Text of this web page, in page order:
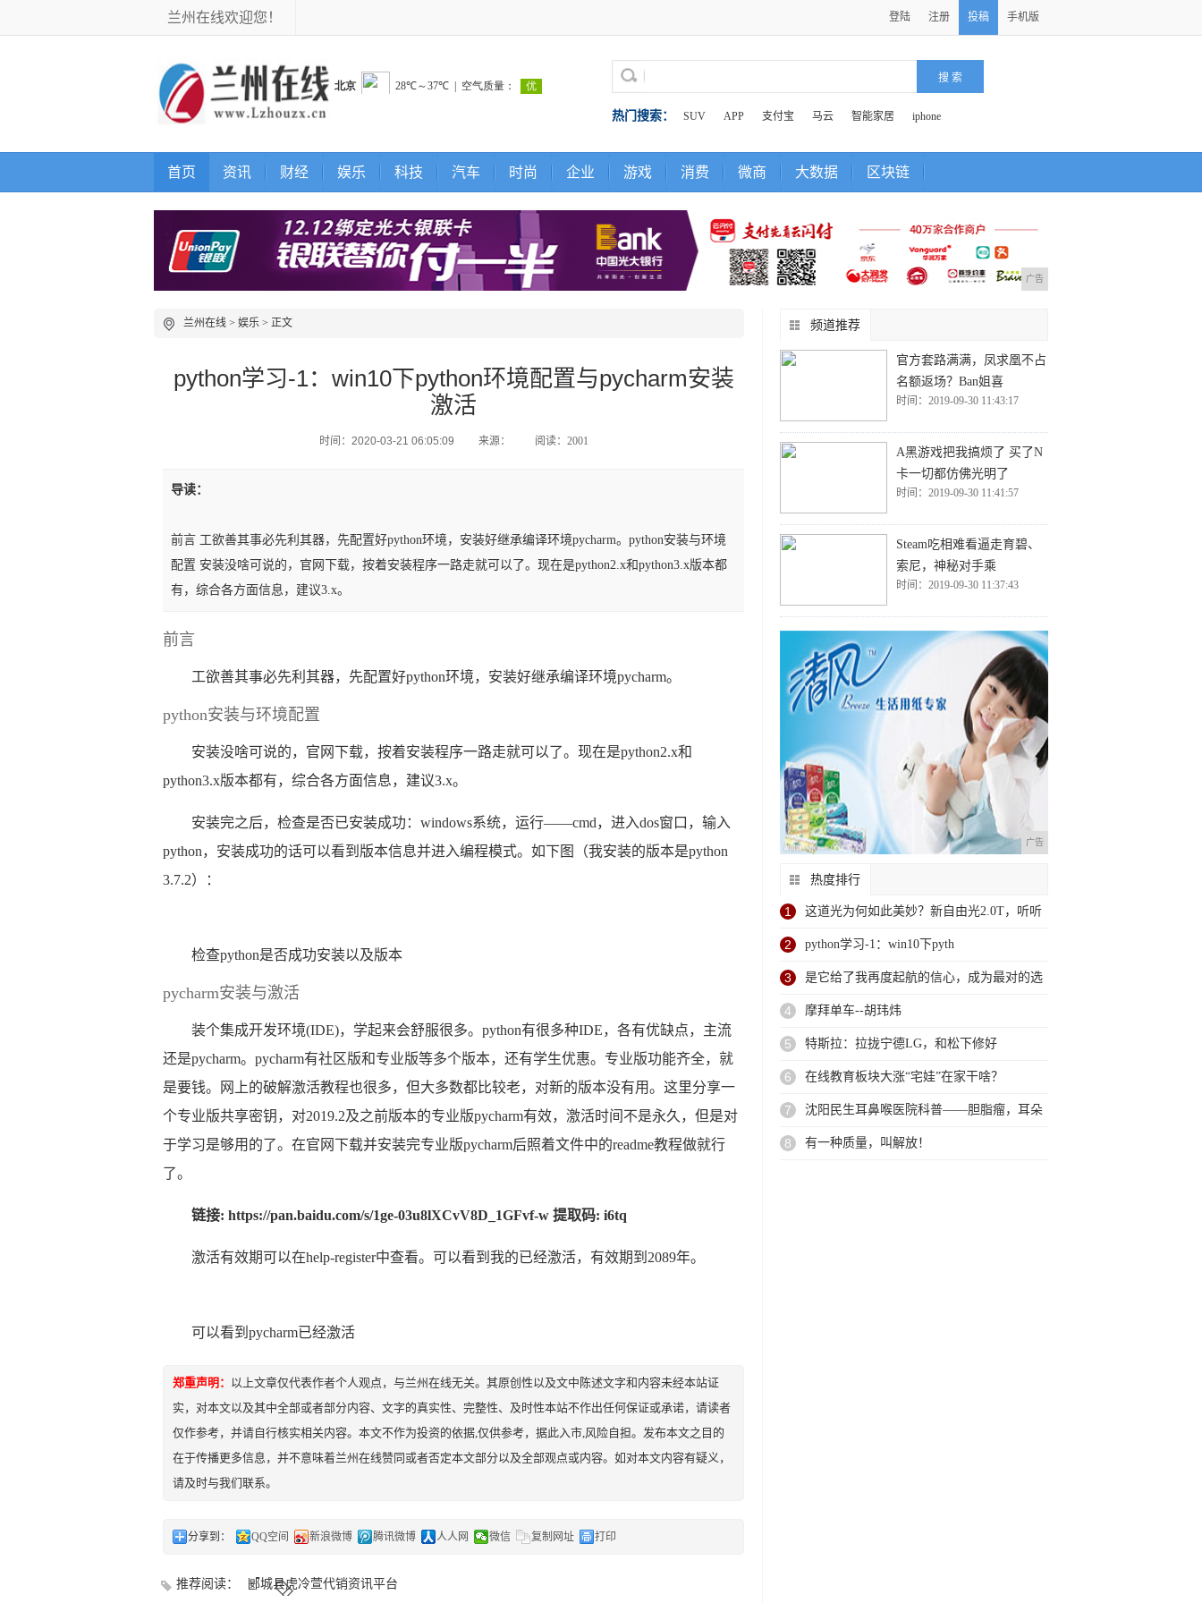
兰州在线欢迎您！ 登陆 注册 投稿 手机版
热门搜索： SUV APP 支付宝 马云 智能家居 iphone
首页 资讯 财经 娱乐 科技 汽车 时尚 企业 游戏 消费 微商 大数据 区块链
广告
兰州在线 > 娱乐 > 正文
python学习-1：win10下python环境配置与pycharm安装
激活
时间：2020-03-21 06:05:09 来源： 阅读：2001
导读：
前言 工欲善其事必先利其器，先配置好python环境，安装好继承编译环境pycharm。python安装与环境
配置 安装没啥可说的，官网下载，按着安装程序一路走就可以了。现在是python2.x和python3.x版本都
有，综合各方面信息，建议3.x。
前言
工欲善其事必先利其器，先配置好python环境，安装好继承编译环境pycharm。
python安装与环境配置
安装没啥可说的，官网下载，按着安装程序一路走就可以了。现在是python2.x和
python3.x版本都有，综合各方面信息，建议3.x。
安装完之后，检查是否已安装成功：windows系统，运行——cmd，进入dos窗口，输入
python，安装成功的话可以看到版本信息并进入编程模式。如下图（我安装的版本是python
3.7.2）：
检查python是否成功安装以及版本
pycharm安装与激活
装个集成开发环境(IDE)，学起来会舒服很多。python有很多种IDE，各有优缺点，主流
还是pycharm。pycharm有社区版和专业版等多个版本，还有学生优惠。专业版功能齐全，就
是要钱。网上的破解激活教程也很多，但大多数都比较老，对新的版本没有用。这里分享一
个专业版共享密钥，对2019.2及之前版本的专业版pycharm有效，激活时间不是永久，但是对
于学习是够用的了。在官网下载并安装完专业版pycharm后照着文件中的readme教程做就行
了。
链接: https://pan.baidu.com/s/1ge-03u8lXCvV8D_1GFvf-w 提取码: i6tq
激活有效期可以在help-register中查看。可以看到我的已经激活，有效期到2089年。
可以看到pycharm已经激活
郑重声明： 以上文章仅代表作者个人观点，与兰州在线无关。其原创性以及文中陈述文字和内容未经本站证
实，对本文以及其中全部或者部分内容、文字的真实性、完整性、及时性本站不作出任何保证或承诺，请读者
仅作参考，并请自行核实相关内容。本文不作为投资的依据,仅供参考，据此入市,风险自担。发布本文之目的
在于传播更多信息，并不意味着兰州在线赞同或者否定本文部分以及全部观点或内容。如对本文内容有疑义，
请及时与我们联系。
分享到： QQ空间 新浪微博 腾讯微博 人人网 微信 复制网址 打印
推荐阅读： 郾城县虎冷萱代销资讯平台
频道推荐
官方套路满满，凤求凰不占
名额返场？Ban姐喜
时间：2019-09-30 11:43:17
A黑游戏把我搞烦了 买了N
卡一切都仿佛光明了
时间：2019-09-30 11:41:57
Steam吃相难看逼走育碧、
索尼，神秘对手乘
时间：2019-09-30 11:37:43
广告
热度排行
1 这道光为何如此美妙？新自由光2.0T，听听
2 python学习-1：win10下pyth
3 是它给了我再度起航的信心，成为最对的选
择
4 摩拜单车--胡玮炜
5 特斯拉：拉拢宁德LG，和松下修好
6 在线教育板块大涨“宅娃”在家干啥？
7 沈阳民生耳鼻喉医院科普——胆脂瘤，耳朵
里的
8 有一种质量，叫解放！